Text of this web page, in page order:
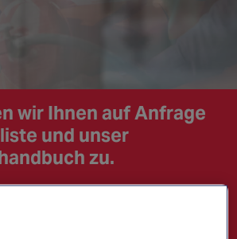
wir Ihnen auf Anfrage
und unser
zu.